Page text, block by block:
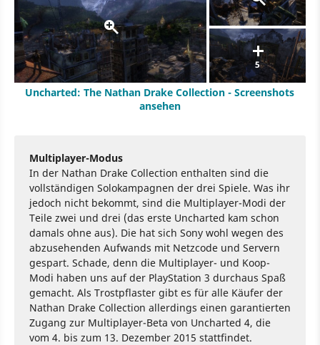
5
Uncharted: The Nathan Drake Collection - Screenshots
ansehen
Multiplayer-Modus
In der Nathan Drake Collection enthalten sind die
vollständigen Solokampagnen der drei Spiele. Was ihr
jedoch nicht bekommt, sind die Multiplayer-Modi der
Teile zwei und drei (das erste Uncharted kam schon
damals ohne aus). Die hat sich Sony wohl wegen des
abzusehenden Aufwands mit Netzcode und Servern
gespart. Schade, denn die Multiplayer- und Koop-
Modi haben uns auf der PlayStation 3 durchaus Spaß
gemacht. Als Trostpflaster gibt es für alle Käufer der
Nathan Drake Collection allerdings einen garantierten
Zugang zur Multiplayer-Beta von Uncharted 4, die
vom 4. bis zum 13. Dezember 2015 stattfindet.